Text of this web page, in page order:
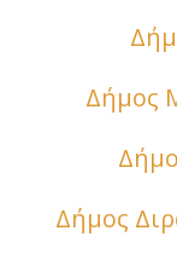
Δήμος
Δήμος